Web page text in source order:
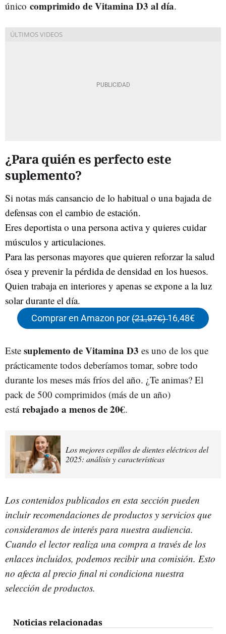
único comprimido de Vitamina D3 al día.
¿Para quién es perfecto este
suplemento?
Si notas más cansancio de lo habitual o una bajada de
defensas con el cambio de estación.
Eres deportista o una persona activa y quieres cuidar
músculos y articulaciones.
Para las personas mayores que quieren reforzar la salud
ósea y prevenir la pérdida de densidad en los huesos.
Quien trabaja en interiores y apenas se expone a la luz
solar durante el día.
Comprar en Amazon por (̶2̶1̶,̶9̶7̶€̶)̶ 16,48€
Este suplemento de Vitamina D3 es uno de los que
prácticamente todos deberíamos tomar, sobre todo
durante los meses más fríos del año. ¿Te animas? El
pack de 500 comprimidos (más de un año)
estárebajado a menos de 20€.
Los mejores cepillos de dientes eléctricos del
2025: análisis y características
Los contenidos publicados en esta sección pueden
incluir recomendaciones de productos y servicios que
consideramos de interés para nuestra audiencia.
Cuando el lector realiza una compra a través de los
enlaces incluidos, podemos recibir una comisión. Esto
no afecta al precio final ni condiciona nuestra
selección de productos.
Noticias relacionadas